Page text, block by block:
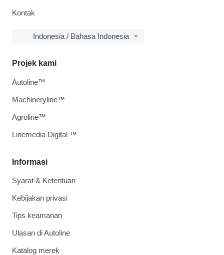
Kontak
Indonesia / Bahasa Indonesia
Informasi
Syarat & Ketentuan
Kebijakan privasi
Tips keamanan
Ulasan di Autoline
Katalog merek
Projek kami
Autoline™
Machineryline™
Agroline™
Linemedia Digital ™